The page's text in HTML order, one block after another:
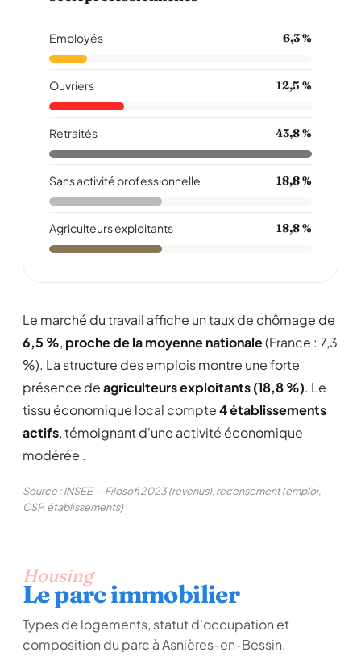
Employés 6,3 %
Ouvriers 12,5 %
Retraités 43,8 %
Sans activité professionnelle 18,8 %
Agriculteurs exploitants 18,8 %
Le marché du travail affiche un taux de chômage de
6,5 %, proche de la moyenne nationale(France : 7,3
%). La structure des emplois montre une forte
présence deagriculteurs exploitants (18,8 %). Le
tissu économique local compte4 établissements
actifs, témoignant d'une activité économique
modérée .
Source : INSEE — Filosofi 2023 (revenus), recensement (emploi,
CSP, établissements)
Housing
Le parc immobilier
Types de logements, statut d'occupation et
composition du parc à Asnières-en-Bessin.